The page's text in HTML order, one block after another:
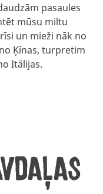
pasaules
mūsu miltu
un mieži nāk no
Ķīnas, turpretim
Itālijas.